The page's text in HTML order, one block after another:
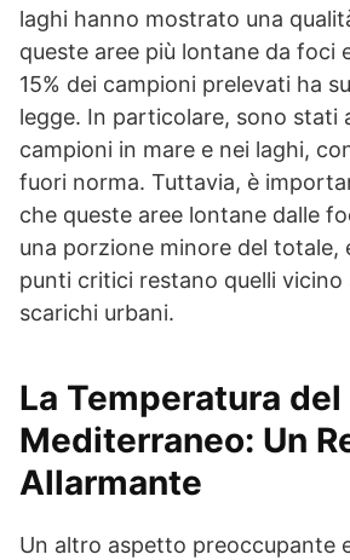
laghi hanno mostrato una
queste aree più lontane da foci
15% dei campioni prelevati ha
legge. In particolare, sono stati
campioni in mare e nei laghi,
fuori norma. Tuttavia, è
che queste aree lontane dalle
una porzione minore del totale,
punti critici restano quelli vicino
scarichi urbani.
La Temperatura del
Mediterraneo: Un
Allarmante
Un altro aspetto preoccupante